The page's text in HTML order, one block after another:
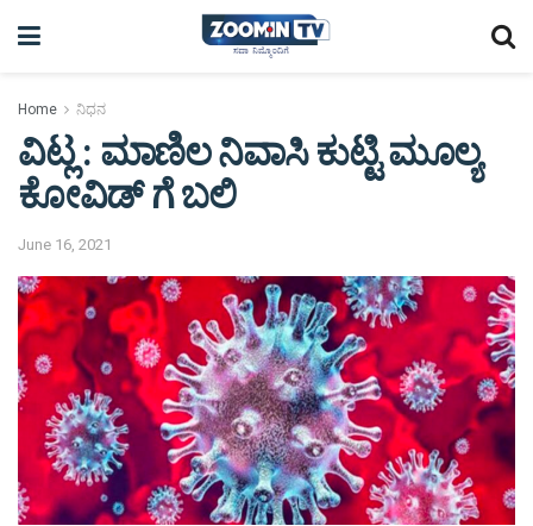
Home ನಿಧನ
ವಿಟ್ಲ : ಮಾಣಿಲ ನಿವಾಸಿ ಕುಟ್ಟಿ ಮೂಲ್ಯ
ಕೋವಿಡ್ ಗೆ ಬಲಿ
June 16, 2021